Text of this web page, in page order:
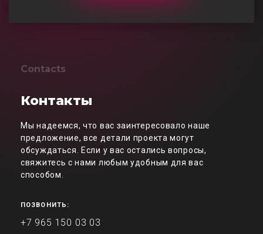
Contacts
Контакты
Мы надеемся, что вас заинтересовало наше
предложение, все детали проекта могут
обсуждаться. Если у вас остались вопросы,
свяжитесь с нами любым удобным для вас
способом.
ПОЗВОНИТЬ:
+7 965 150 03 03